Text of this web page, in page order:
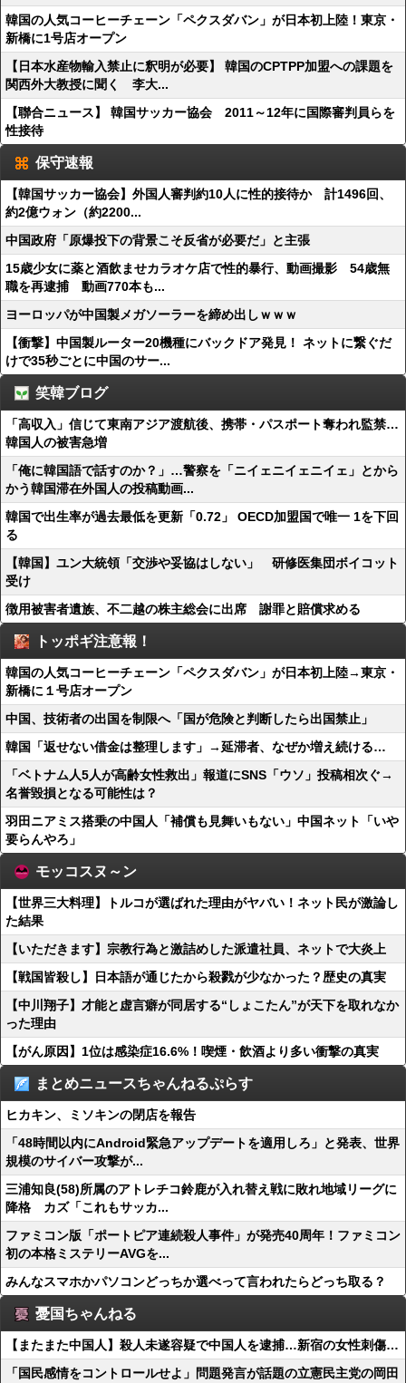
韓国の人気コーヒーチェーン「ペクスダバン」が日本初上陸！東京・
新橋に1号店オープン
【日本水産物輸入禁止に釈明が必要】 韓国のCPTPP加盟への課題を
関西外大教授に聞く 李大...
【聯合ニュース】 韓国サッカー協会 2011～12年に国際審判員らを
性接待
保守速報
【韓国サッカー協会】外国人審判約10人に性的接待か 計1496回、
約2億ウォン（約2200...
中国政府「原爆投下の背景こそ反省が必要だ」と主張
15歳少女に薬と酒飲ませカラオケ店で性的暴行、動画撮影 54歳無
職を再逮捕 動画770本も...
ヨーロッパが中国製メガソーラーを締め出しｗｗｗ
【衝撃】中国製ルーター20機種にバックドア発見！ ネットに繋ぐだ
けで35秒ごとに中国のサー...
笑韓ブログ
「高収入」信じて東南アジア渡航後、携帯・パスポート奪われ監禁…
韓国人の被害急増
「俺に韓国語で話すのか？」…警察を「ニイェニイェニイェ」とから
かう韓国滞在外国人の投稿動画...
韓国で出生率が過去最低を更新「0.72」 OECD加盟国で唯一 1を下回
る
【韓国】ユン大統領「交渉や妥協はしない」 研修医集団ボイコット
受け
徴用被害者遺族、不二越の株主総会に出席 謝罪と賠償求める
トッポギ注意報！
韓国の人気コーヒーチェーン「ペクスダバン」が日本初上陸→東京・
新橋に１号店オープン
中国、技術者の出国を制限へ「国が危険と判断したら出国禁止」
韓国「返せない借金は整理します」→延滞者、なぜか増え続ける…
「ベトナム人5人が高齢女性救出」報道にSNS「ウソ」投稿相次ぐ→
名誉毀損となる可能性は？
羽田ニアミス搭乗の中国人「補償も見舞いもない」中国ネット「いや
要らんやろ」
モッコスヌ～ン
【世界三大料理】トルコが選ばれた理由がヤバい！ネット民が激論し
た結果
【いただきます】宗教行為と激詰めした派遣社員、ネットで大炎上
【戦国皆殺し】日本語が通じたから殺戮が少なかった？歴史の真実
【中川翔子】才能と虚言癖が同居する“しょこたん”が天下を取れなか
った理由
【がん原因】1位は感染症16.6%！喫煙・飲酒より多い衝撃の真実
まとめニュースちゃんねるぷらす
ヒカキン、ミソキンの閉店を報告
「48時間以内にAndroid緊急アップデートを適用しろ」と発表、世界
規模のサイバー攻撃が...
三浦知良(58)所属のアトレチコ鈴鹿が入れ替え戦に敗れ地域リーグに
降格 カズ「これもサッカ...
ファミコン版「ポートピア連続殺人事件」が発売40周年！ファミコン
初の本格ミステリーAVGを...
みんなスマホかパソコンどっちか選べって言われたらどっち取る？
憂国ちゃんねる
【またまた中国人】殺人未遂容疑で中国人を逮捕…新宿の女性刺傷…
「国民感情をコントロールせよ」問題発言が話題の立憲民主党の岡田